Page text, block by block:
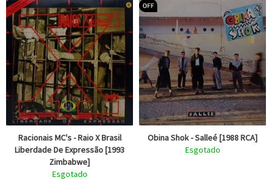
Racionais MC's - Raio X Brasil
Liberdade De Expressão [1993
Zimbabwe]
Esgotado
Obina Shok - Salleé [1988 RCA]
Esgotado